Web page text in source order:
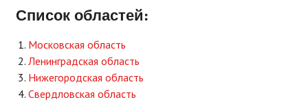
Список областей:
Московская область
Ленинградская область
Нижегородская область
Свердловская область